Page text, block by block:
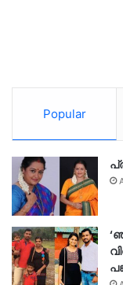
Popular